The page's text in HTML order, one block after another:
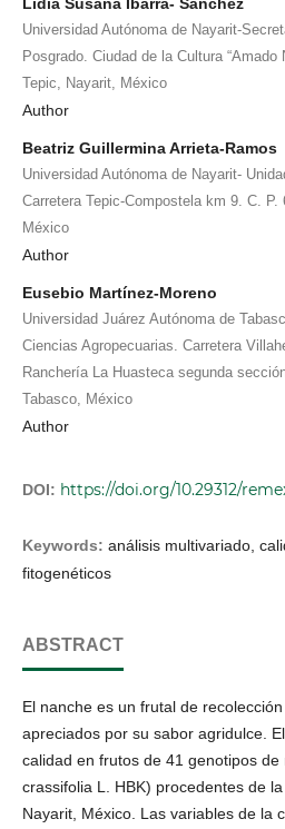
Universidad Autónoma de Nayarit-
Posgrado. Ciudad de la Cultura “Amado
Tepic, Nayarit, México
Author
Beatriz Guillermina Arrieta-Ramos
Universidad Autónoma de Nayarit-
Carretera Tepic-Compostela km 9. C. P.
México
Author
Eusebio Martínez-Moreno
Universidad Juárez Autónoma de
Ciencias Agropecuarias. Carretera
Ranchería La Huasteca segunda
Tabasco, México
Author
DOI: https://doi.org/10.29312/
Keywords: análisis multivariado,
fitogenéticos
ABSTRACT
El nanche es un frutal de
apreciados por su sabor agridulce.
calidad en frutos de 41 genotipos de
crassifolia L. HBK) procedentes de
Nayarit, México. Las variables de la